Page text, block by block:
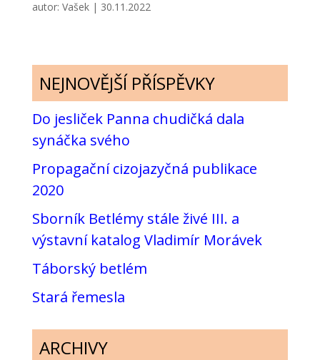
autor: Vašek| 30.11.2022
NEJNOVĚJŠÍ PŘÍSPĚVKY
Do jesliček Panna chudičká dala
synáčka svého
Propagační cizojazyčná publikace
2020
Sborník Betlémy stále živé III. a
výstavní katalog Vladimír Morávek
Táborský betlém
Stará řemesla
ARCHIVY